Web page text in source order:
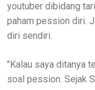
youtuber dibidang
paham pession diri.
diri sendiri.
"Kalau saya ditanya
soal pession. Sejak